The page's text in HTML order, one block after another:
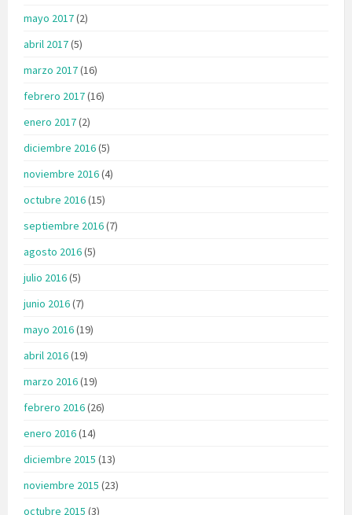
mayo 2017(2)
abril 2017(5)
marzo 2017(16)
febrero 2017(16)
enero 2017(2)
diciembre 2016(5)
noviembre 2016(4)
octubre 2016(15)
septiembre 2016(7)
agosto 2016(5)
julio 2016(5)
junio 2016(7)
mayo 2016(19)
abril 2016(19)
marzo 2016(19)
febrero 2016(26)
enero 2016(14)
diciembre 2015 (13)
noviembre 2015 (23)
octubre 2015 (3)